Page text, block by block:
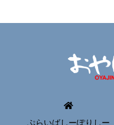
ぷらいばしーぽりしー